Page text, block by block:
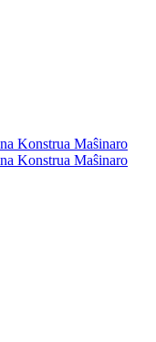
Konstrua Maŝinaro
Konstrua Maŝinaro